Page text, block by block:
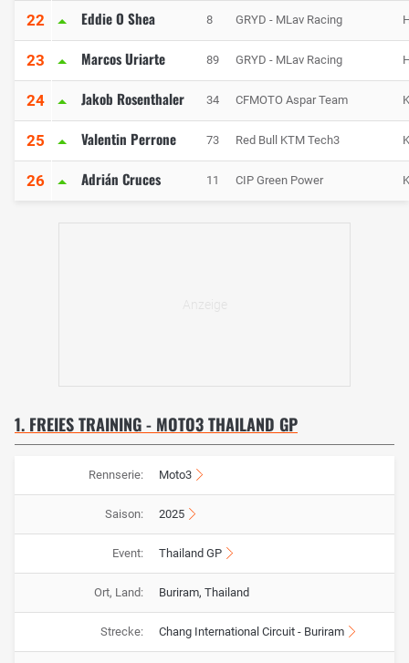
22 Eddie O Shea 8 GRYD - MLav Racing
23 Marcos Uriarte 89 GRYD - MLav Racing
24 Jakob Rosenthaler 34 CFMOTO Aspar Team
25 Valentin Perrone 73 Red Bull KTM Tech3
26 Adrián Cruces 11 CIP Green Power
1. FREIES TRAINING - MOTO3 THAILAND GP
Rennserie: Moto3
Saison: 2025
Event: Thailand GP
Ort, Land: Buriram, Thailand
Strecke: Chang International Circuit - Buriram